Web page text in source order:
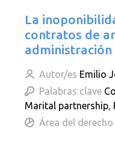
La
contratos de
administración
Autor/es Emilio
Palabras clave
Marital partnership,
Área del derecho